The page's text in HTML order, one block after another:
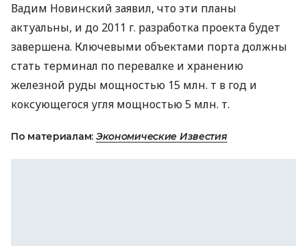
Вадим Новинский заявил, что эти планы
актуальны, и до 2011 г. разработка проекта будет
завершена. Ключевыми объектами порта должны
стать терминал по перевалке и хранению
железной руды мощностью 15 млн. т в год и
коксующегося угля мощностью 5 млн. т.
По материалам: Экономические Известия